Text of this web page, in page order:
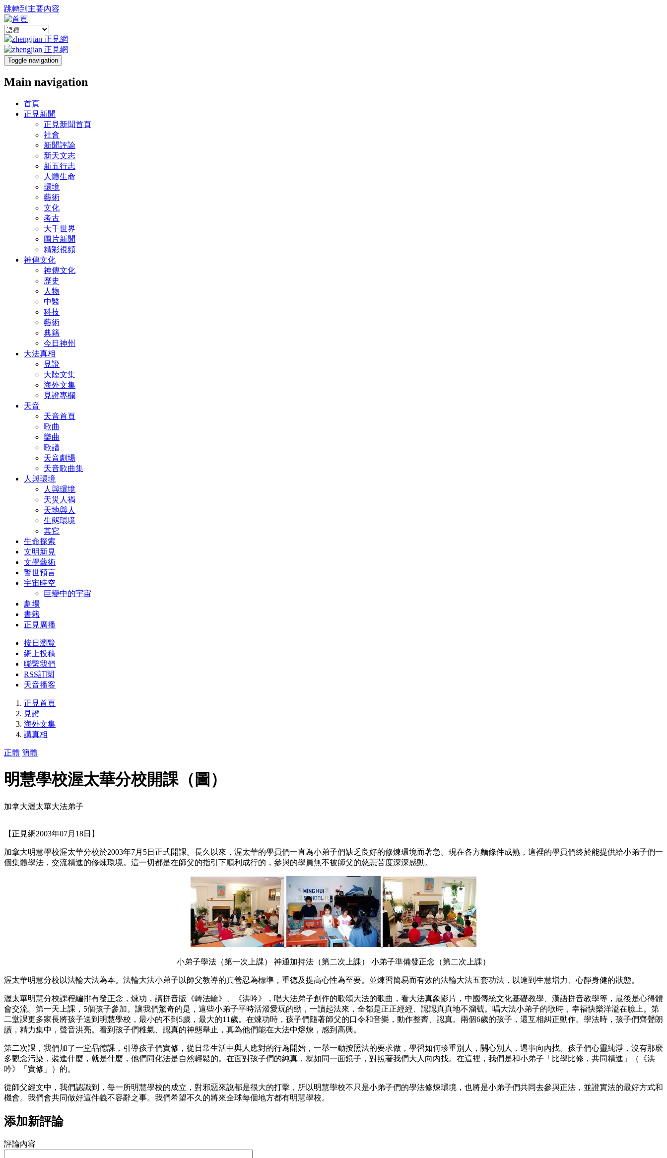
跳轉到主要內容
Toggle navigation
Main navigation
首頁
正見新聞
正見新聞首頁
社會
新聞評論
新天文志
新五行志
人體生命
環境
藝術
文化
考古
大千世界
圖片新聞
精彩視頻
神傳文化
神傳文化
歷史
人物
中醫
科技
藝術
典籍
今日神州
大法真相
見證
大陸文集
海外文集
見證專欄
天音
天音首頁
歌曲
樂曲
歌譜
天音劇場
天音歌曲集
人與環境
人與環境
天災人禍
天地與人
生態環境
其它
生命探索
文明新見
文學藝術
警世預言
宇宙時空
巨變中的宇宙
劇場
書籍
正見廣播
按日瀏覽
網上投稿
聯繫我們
RSS訂閱
天音播客
正見首頁
見證
海外文集
講真相
正體 簡體
明慧學校渥太華分校開課（圖）
加拿大渥太華大法弟子
【正見網2003年07月18日】
加拿大明慧學校渥太華分校於2003年7月5日正式開課。長久以來，渥太華的學員們一直為小弟子們缺乏良好的修煉環境而著急。現在各方麵條件成熟，這裡的學員們終於能提供給小弟子們一
個集體學法，交流精進的修煉環境。這一切都是在師父的指引下順利成行的，參與的學員無不被師父的慈悲苦度深深感動。
小弟子學法（第一次上課） 神通加持法（第二次上課） 小弟子準備發正念（第二次上課）
渥太華明慧分校以法輪大法為本。法輪大法小弟子以師父教導的真善忍為標準，重德及提高心性為至要。並煉習簡易而有效的法輪大法五套功法，以達到生慧增力、心靜身健的狀態。
渥太華明慧分校課程編排有發正念，煉功，讀拼音版《轉法輪》、《洪吟》，唱大法弟子創作的歌頌大法的歌曲，看大法真象影片，中國傳統文化基礎教學、漢語拼音教學等，最後是心得體
會交流。第一天上課，5個孩子參加。讓我們驚奇的是，這些小弟子平時活潑愛玩的勁，一讀起法來，全都是正正經經、認認真真地不溜號。唱大法小弟子的歌時，幸福快樂洋溢在臉上。第
二堂課更多家長將孩子送到明慧學校，最小的不到5歲，最大的11歲。在煉功時，孩子們隨著師父的口令和音樂，動作整齊、認真。兩個6歲的孩子，還互相糾正動作。學法時，孩子們齊聲朗
讀，精力集中，聲音洪亮。看到孩子們稚氣、認真的神態舉止，真為他們能在大法中熔煉，感到高興。
第二次課，我們加了一堂品德課，引導孩子們實修，從日常生活中與人應對的行為開始，一舉一動按照法的要求做，學習如何珍重別人，關心別人，遇事向內找。孩子們心靈純淨，沒有那麼
多觀念污染，裝進什麼，就是什麼，他們同化法是自然輕鬆的。在面對孩子們的純真，就如同一面鏡子，對照著我們大人向內找。在這裡，我們是和小弟子「比學比修，共同精進」（《洪
吟》「實修」）的。
從師父經文中，我們認識到，每一所明慧學校的成立，對邪惡來說都是很大的打擊，所以明慧學校不只是小弟子們的學法修煉環境，也將是小弟子們共同去參與正法，並證實法的最好方式和
機會。我們會共同做好這件義不容辭之事。我們希望不久的將來全球每個地方都有明慧學校。
添加新評論
評論內容